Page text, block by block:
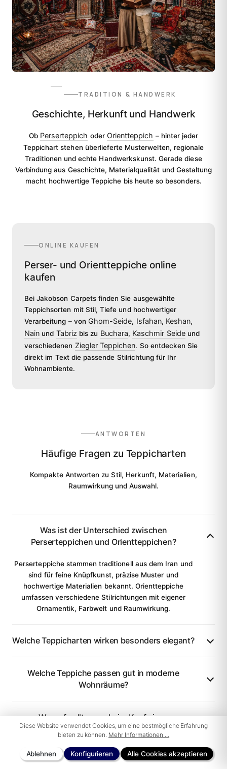
TRADITION & HANDWERK
Geschichte, Herkunft und Handwerk
Ob Perserteppich oder Orientteppich – hinter jeder
Teppichart stehen überlieferte Musterwelten, regionale
Traditionen und echte Handwerkskunst. Gerade diese
Verbindung aus Geschichte, Materialqualität und Gestaltung
macht hochwertige Teppiche bis heute so besonders.
ONLINE KAUFEN
Perser- und Orientteppiche online
kaufen
Bei Jakobson Carpets finden Sie ausgewählte
Teppichsorten mit Stil, Tiefe und hochwertiger
Verarbeitung – von Ghom-Seide, Isfahan, Keshan,
Nain und Tabriz bis zu Buchara, Kaschmir Seideund
verschiedenen Ziegler Teppichen. So entdecken Sie
direkt im Text die passende Stilrichtung für Ihr
Wohnambiente.
ANTWORTEN
Häufige Fragen zu Teppicharten
Kompakte Antworten zu Stil, Herkunft, Materialien,
Raumwirkung und Auswahl.
Was ist der Unterschied zwischen
Perserteppichen und Orientteppichen?
Perserteppiche stammen traditionell aus dem Iran und
sind für feine Knüpfkunst, präzise Muster und
hochwertige Materialien bekannt. Orientteppiche
umfassen verschiedene Stilrichtungen mit eigener
Ornamentik, Farbwelt und Raumwirkung.
Welche Teppicharten wirken besonders elegant?
Welche Teppiche passen gut in moderne
Wohnräume?
Worauf sollte man beim Kauf eines
hochwertigen Teppichs achten?
Welche Teppiche passen besonders gut in helle
Diese Website verwendet Cookies, um eine bestmögliche Erfahrung
bieten zu können. Mehr Informationen ...
Ablehnen Konfigurieren Alle Cookies akzeptieren